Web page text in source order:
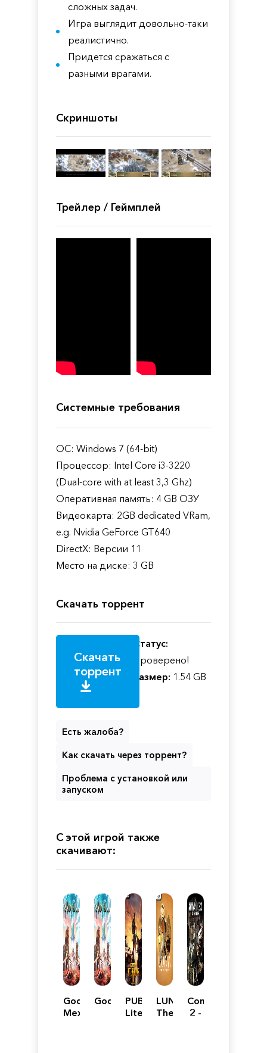
сложных задач.
Игра выглядит довольно-таки
реалистично.
Придется сражаться с
разными врагами.
Скриншоты
Трейлер / Геймплей
Системные требования
ОС: Windows 7 (64-bit)
Процессор: Intel Core i3-3220
(Dual-core with at least 3,3 Ghz)
Оперативная память: 4 GB ОЗУ
Видеокарта: 2GB dedicated VRam,
e.g. Nvidia GeForce GT640
DirectX: Версии 11
Место на диске: 3 GB
Скачать торрент
Скачать
торрент
Статус:
Проверено!
Размер: 1.54 GB
Есть жалоба?
Как скачать через торрент?
Проблема с установкой или
запуском
С этой игрой также
скачивают:
Godfall
Механики
GodfallPUBG
Lite
LUNA
The
Commandos
2 -